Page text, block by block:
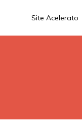
Site Acelerato